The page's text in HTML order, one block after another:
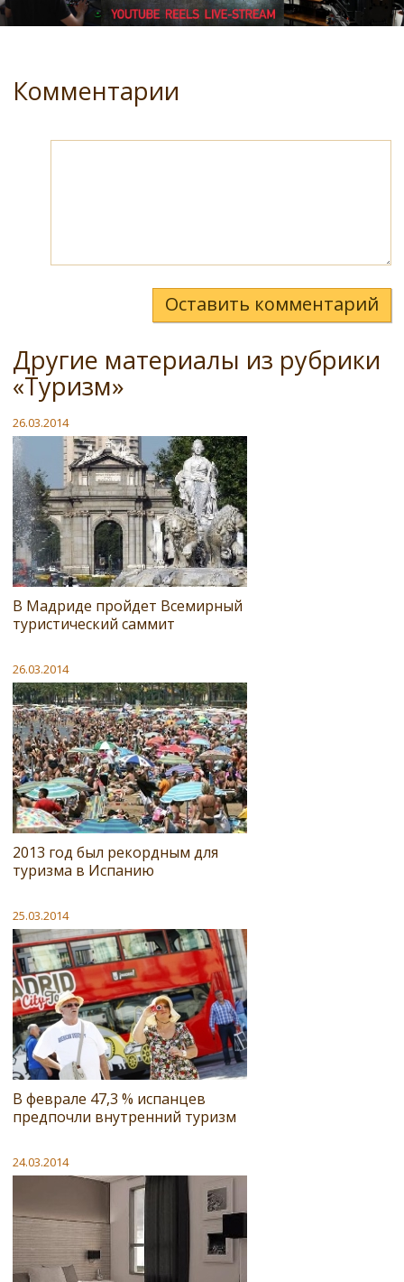
Комментарии
Оставить комментарий
Другие материалы из рубрики
«Туризм»
26.03.2014
В Мадриде пройдет Всемирный
туристический саммит
26.03.2014
2013 год был рекордным для
туризма в Испанию
25.03.2014
В феврале 47,3 % испанцев
предпочли внутренний туризм
24.03.2014